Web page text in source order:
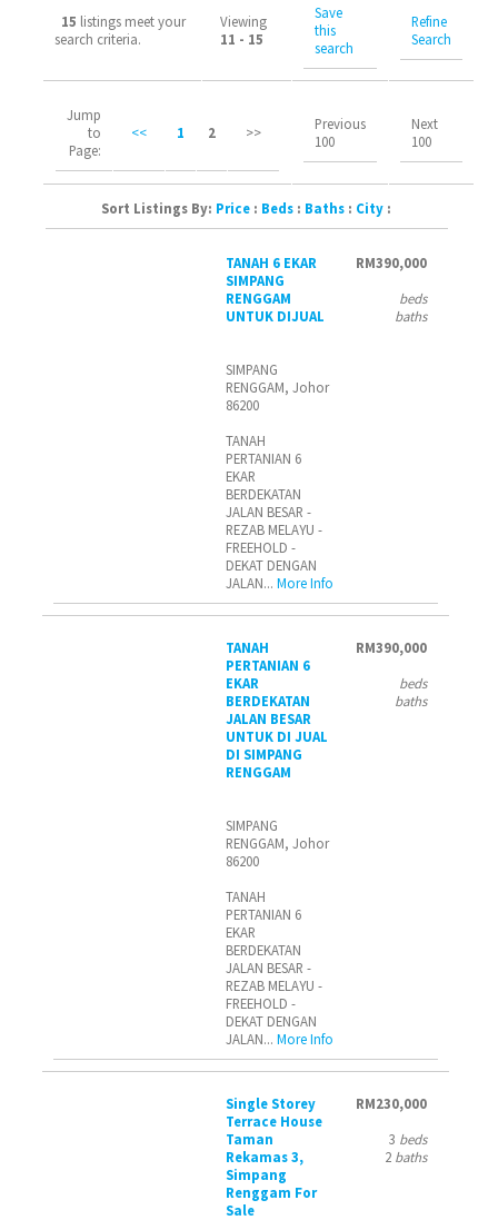
15 listings meet your
search criteria.
Viewing
11 - 15
Save
this
search
Refine
Search
Jump
to
Page:
<< 1 2 >>
Previous
100
Next
100
Sort Listings By: Price : Beds : Baths : City :
TANAH 6 EKAR
SIMPANG
RENGGAM
UNTUK DIJUAL
SIMPANG
RENGGAM, Johor
86200
TANAH
PERTANIAN 6
EKAR
BERDEKATAN
JALAN BESAR -
REZAB MELAYU -
FREEHOLD -
DEKAT DENGAN
JALAN...More Info
RM390,000
beds
baths
TANAH
PERTANIAN 6
EKAR
BERDEKATAN
JALAN BESAR
UNTUK DI JUAL
DI SIMPANG
RENGGAM
SIMPANG
RENGGAM, Johor
86200
TANAH
PERTANIAN 6
EKAR
BERDEKATAN
JALAN BESAR -
REZAB MELAYU -
FREEHOLD -
DEKAT DENGAN
JALAN...More Info
RM390,000
beds
baths
Single Storey
Terrace House
Taman
Rekamas 3,
Simpang
Renggam For
Sale
RM230,000
3 beds
2 baths